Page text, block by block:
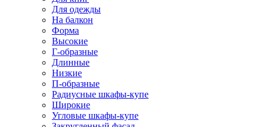
Для одежды
На балкон
Форма
Высокие
Г-образные
Длинные
Низкие
П-образные
Радиусные шкафы-купе
Широкие
Угловые шкафы-купе